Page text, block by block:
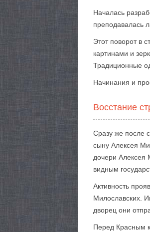
Началась
преподавалась
Этот поворот в
картинами и
Традиционные
Начинания и
Восстание
Сразу же после
сыну Алексея
дочери
видным
Активность
Милославских.
дворец они
Перед Красным